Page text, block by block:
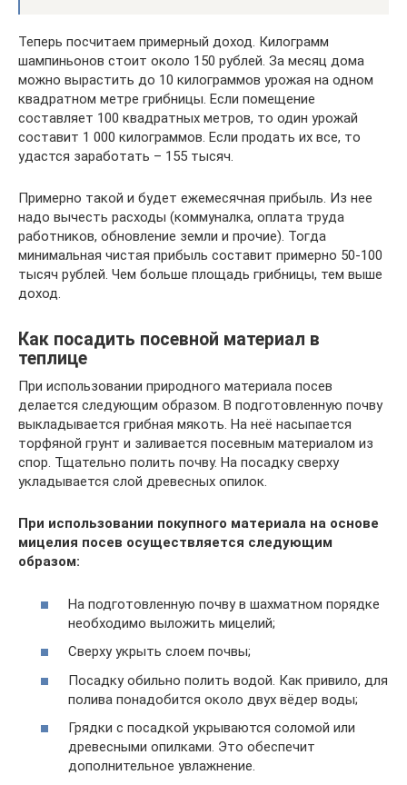
Теперь посчитаем примерный доход. Килограмм
шампиньонов стоит около 150 рублей. За месяц дома
можно вырастить до 10 килограммов урожая на одном
квадратном метре грибницы. Если помещение
составляет 100 квадратных метров, то один урожай
составит 1 000 килограммов. Если продать их все, то
удастся заработать – 155 тысяч.
Примерно такой и будет ежемесячная прибыль. Из нее
надо вычесть расходы (коммуналка, оплата труда
работников, обновление земли и прочие). Тогда
минимальная чистая прибыль составит примерно 50-100
тысяч рублей. Чем больше площадь грибницы, тем выше
доход.
Как посадить посевной материал в
теплице
При использовании природного материала посев
делается следующим образом. В подготовленную почву
выкладывается грибная мякоть. На неё насыпается
торфяной грунт и заливается посевным материалом из
спор. Тщательно полить почву. На посадку сверху
укладывается слой древесных опилок.
При использовании покупного материала на основе
мицелия посев осуществляется следующим
образом:
На подготовленную почву в шахматном порядке
необходимо выложить мицелий;
Сверху укрыть слоем почвы;
Посадку обильно полить водой. Как привило, для
полива понадобится около двух вёдер воды;
Грядки с посадкой укрываются соломой или
древесными опилками. Это обеспечит
дополнительное увлажнение.